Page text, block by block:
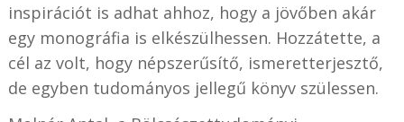
inspirációt is adhat ahhoz, hogy a jövőben akár
egy monográfia is elkészülhessen. Hozzátette, a
cél az volt, hogy népszerűsítő, ismeretterjesztő,
de egyben tudományos jellegű könyv szülessen.